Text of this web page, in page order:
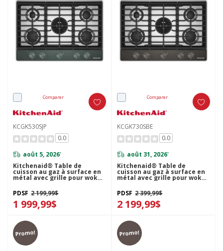
Comparer
KCGK530SJP
0.0
août 5, 2026*
Kitchenaid® Table de
cuisson au gaz à surface en
métal avec grille pour wok
intégrée et fini CookShield™
KCGK530SJP
PDSF 2 199,99$
1 999,99$
Comparer
KCGK730SBE
0.0
août 31, 2026*
Kitchenaid® Table de
cuisson au gaz à surface en
métal avec grille pour wok
intégrée et fini CookShield™
KCGK730SBE
PDSF 2 399,99$
2 199,99$
Promo! Promo!